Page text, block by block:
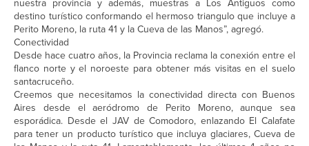
nuestra provincia y además, muestras a Los Antiguos como
destino turístico conformando el hermoso triangulo que incluye a
Perito Moreno, la ruta 41 y la Cueva de las Manos”, agregó.
Conectividad
Desde hace cuatro años, la Provincia reclama la conexión entre el
flanco norte y el noroeste para obtener más visitas en el suelo
santacruceño.
Creemos que necesitamos la conectividad directa con Buenos
Aires desde el aeródromo de Perito Moreno, aunque sea
esporádica. Desde el JAV de Comodoro, enlazando El Calafate
para tener un producto turístico que incluya glaciares, Cueva de